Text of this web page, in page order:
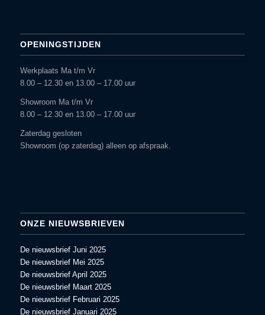
OPENINGSTIJDEN
Werkplaats Ma t/m Vr
8.00 – 12.30 en 13.00 – 17.00 uur
Showroom Ma t/m Vr
8.00 – 12.30 en 13.00 – 17.00 uur
Zaterdag gesloten
Showroom (op zaterdag) alleen op afspraak.
ONZE NIEUWSBRIEVEN
De nieuwsbrief Juni 2025
De nieuwsbrief Mei 2025
De nieuwsbrief April 2025
De nieuwsbrief Maart 2025
De nieuwsbrief Februari 2025
De nieuwsbrief Januari 2025